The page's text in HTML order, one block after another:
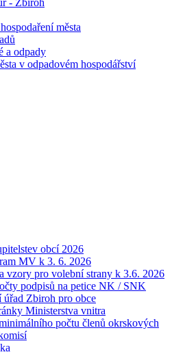
- Zbiroh
města
a odpady
v odpadovém hospodářství
obcí 2026
MV k 3. 6. 2026
vzory pro volební strany k 3.6. 2026
podpisů na petice NK / SNK
úřad Zbiroh pro obce
Ministerstva vnitra
počtu členů okrskových